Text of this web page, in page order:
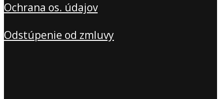
Ochrana os. údajov
Odstúpenie od zmluvy